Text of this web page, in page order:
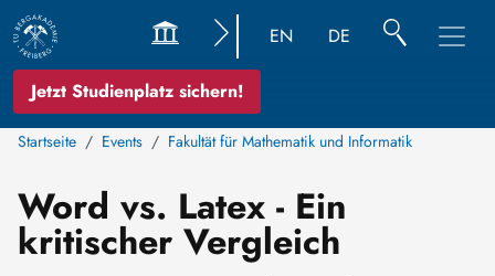
Jetzt Studienplatz sichern!
EN DE
Startseite Events Fakultät für Mathematik und Informatik
Word vs. Latex - Ein
kritischer Vergleich